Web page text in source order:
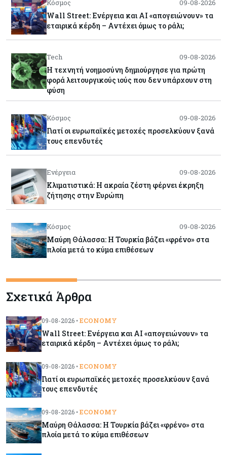
Κόσμος 09-08-2026
Wall Street: Ενέργεια και AI «απογειώνουν» τα
εταιρικά κέρδη – Αντέχει όμως το ράλι;
Tech 09-08-2026
Η τεχνητή νοημοσύνη δημιούργησε για πρώτη
φορά λειτουργικούς ιούς που δεν υπάρχουν στη
φύση
Κόσμος 09-08-2026
Γιατί οι ευρωπαϊκές μετοχές προσελκύουν ξανά
τους επενδυτές
Ενέργεια 09-08-2026
Κλιματιστικά: Η ακραία ζέστη φέρνει έκρηξη
ζήτησης στην Ευρώπη
Κόσμος 09-08-2026
Μαύρη Θάλασσα: Η Τουρκία βάζει «φρένο» στα
πλοία μετά το κύμα επιθέσεων
Tech 09-08-2026
Τεχνητή νοημοσύνη: Αλλάζει τα δεδομένα στην
επικοινωνία – Μια επικίνδυνη «τελειότητα»
Κόσμος 09-08-2026
Ορμούζ: Το Ιράν «φρενάρει» το άνοιγμα των
Κύπρος
σύνδεση Κύπρου - Ελλάδας
Σχετικά Άρθρα
09-08-2026 • ECONOMY
Wall Street: Ενέργεια και AI «απογειώνουν» τα
εταιρικά κέρδη – Αντέχει όμως το ράλι;
09-08-2026 • ECONOMY
Γιατί οι ευρωπαϊκές μετοχές προσελκύουν ξανά
τους επενδυτές
09-08-2026 • ECONOMY
Μαύρη Θάλασσα: Η Τουρκία βάζει «φρένο» στα
πλοία μετά το κύμα επιθέσεων